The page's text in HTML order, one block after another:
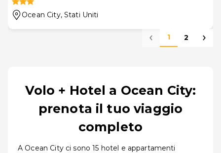
Ocean City, Stati Uniti
1 2
Volo + Hotel a Ocean City:
prenota il tuo viaggio
completo
A Ocean City ci sono 15 hotel e appartamenti